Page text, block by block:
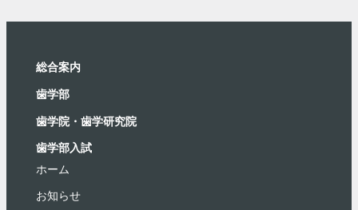
総合案内
⻭学部
歯学院・⻭学研究院
歯学部入試
ホーム
お知らせ